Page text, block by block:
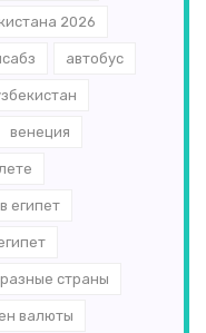
2026
автобус
венеция
египет
разные страны
валюты